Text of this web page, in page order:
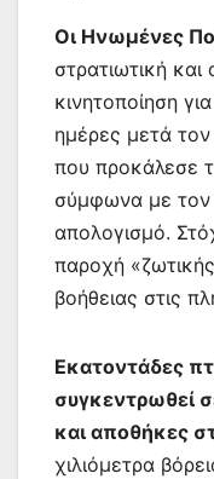
Οι Ηνωμένες
στρατιωτική και
κινητοποίηση
ημέρες μετά
που προκάλεσε
σύμφωνα με τον
απολογισμό.
παροχή
βοήθειας στις
Εκατοντάδες
συγκεντρωθεί
και αποθήκες
χιλιόμετρα